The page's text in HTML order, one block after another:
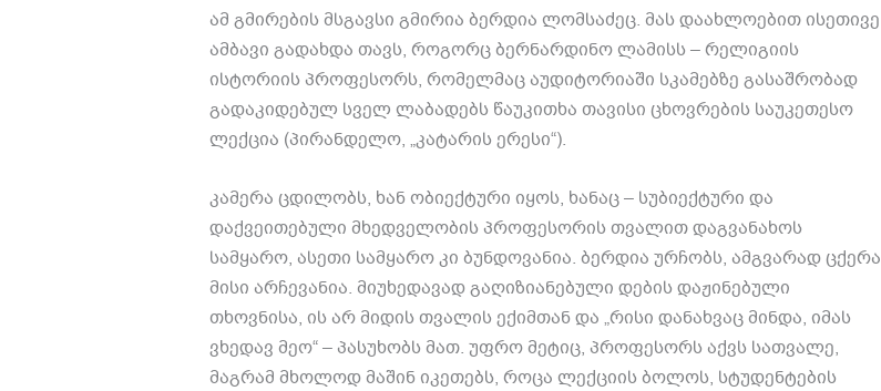
ამ გმირების მსგავსი გმირია ბერდია ლომსაძეც. მას დაახლოებით ისეთივე
ამბავი გადახდა თავს, როგორცბერნარდინო ლამისს –რელიგიის
ისტორიის პროფესორს, რომელმაც აუდიტორიაში სკამებზე გასაშრობად
გადაკიდებულ სველ ლაბადებს წაუკითხა თავისი ცხოვრების საუკეთესო
ლექცია (პირანდელო, „კატარის ერესი“).
კამერა ცდილობს, ხან ობიექტური იყოს, ხანაც– სუბიექტური და
დაქვეითებული მხედველობის პროფესორის თვალით დაგვანახოს
სამყარო, ასეთი სამყარო კი ბუნდოვანია. ბერდია ურჩობს, ამგვარად ცქერა
მისი არჩევანია. მიუხედავად გაღიზიანებული დების დაჟინებული
თხოვნისა, ის არ მიდის თვალის ექიმთან და „რისი დანახვაც მინდა, იმას
ვხედავ მეო“ – პასუხობს მათ. უფრო მეტიც, პროფესორს აქვს სათვალე,
მაგრამ მხოლოდ მაშინ იკეთებს, როცა ლექციის ბოლოს, სტუდენტების